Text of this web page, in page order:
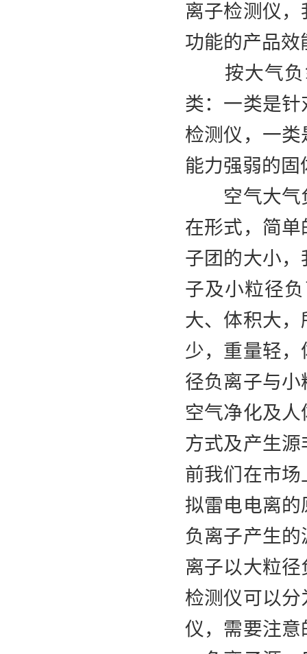
离子检测仪
功能的产品效
按大气负氧
类：一类是
检测仪，一
能力强弱的固
空气大气负
在形式，简
子团的大小
子及小粒径
大、体积大
少，重量轻
径负离子与
空气净化及
方式及产生
前我们在市
拟雷电电离
负离子产生
离子以大粒
检测仪可以
仪，需要注